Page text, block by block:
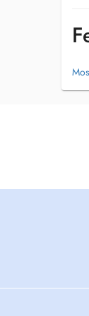
all